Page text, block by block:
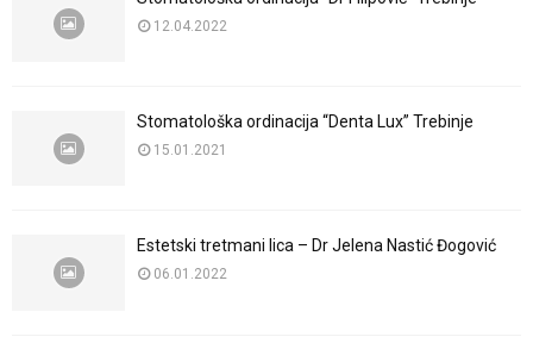
12.04.2022
Stomatološka ordinacija “Denta Lux” Trebinje
15.01.2021
Estetski tretmani lica – Dr Jelena Nastić Đogović
06.01.2022